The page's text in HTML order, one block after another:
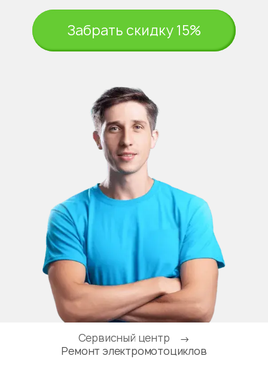
Забрать скидку 15%
Сервисный центр
→
Ремонт электромотоциклов